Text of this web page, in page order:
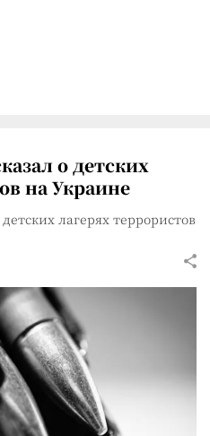
о детских
на Украине
лагерях террористов